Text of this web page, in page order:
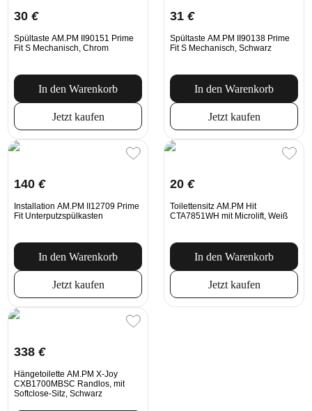
30 €
Spültaste AM.PM II90151 Prime
Fit S Mechanisch, Chrom
In den Warenkorb
Jetzt kaufen
31 €
Spültaste AM.PM II90138 Prime
Fit S Mechanisch, Schwarz
In den Warenkorb
Jetzt kaufen
140 €
Installation AM.PM II12709 Prime
Fit Unterputzspülkasten
In den Warenkorb
Jetzt kaufen
20 €
Toilettensitz AM.PM Hit
CTA7851WH mit Microlift, Weiß
In den Warenkorb
Jetzt kaufen
338 €
Hängetoilette AM.PM X-Joy
CXB1700MBSC Randlos, mit
Softclose-Sitz, Schwarz